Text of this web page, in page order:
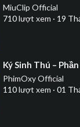
MiuClip Official
710lượt xem · 19
⁣Ký Sinh Thú –
PhimOxy Official
110lượt xem · 01